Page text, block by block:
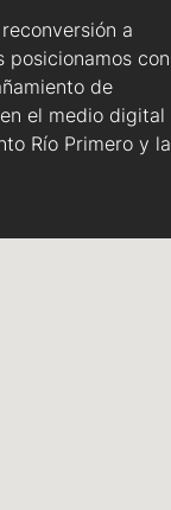
a
posicionamos con
de
el medio digital
Río Primero y la